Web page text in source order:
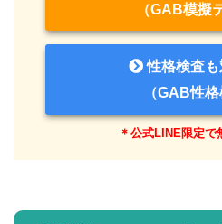
（GAB模擬
性格検査も
（GAB性格
＊公式LINE限定で